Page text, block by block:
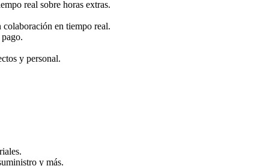
real sobre horas extras.
en tiempo real.
y personal.
y más.